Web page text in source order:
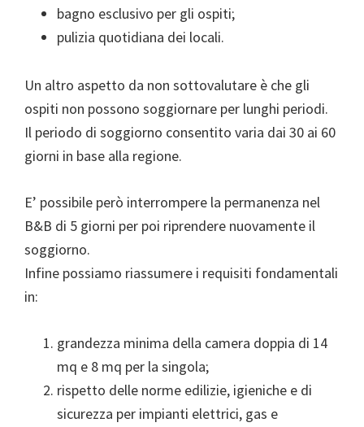
bagno esclusivo per gli ospiti;
pulizia quotidiana dei locali.
Un altro aspetto da non sottovalutare è che gli
ospiti non possono soggiornare per lunghi periodi.
Il periodo di soggiorno consentito varia dai 30 ai 60
giorni in base alla regione.
E’ possibile però interrompere la permanenza nel
B&B di 5 giorni per poi riprendere nuovamente il
soggiorno.
Infine possiamo riassumere i requisiti fondamentali
in:
grandezza minima della camera doppia di 14
mq e 8 mq per la singola;
rispetto delle norme edilizie, igieniche e di
sicurezza per impianti elettrici, gas e